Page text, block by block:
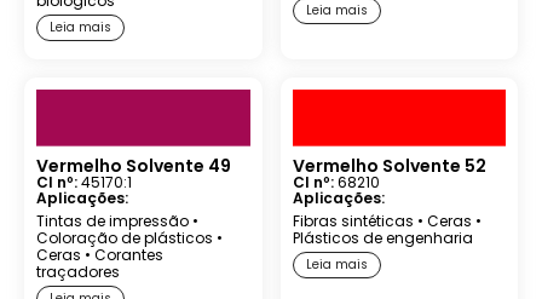
Leia mais
Leia mais
Vermelho Solvente 49
CI nº:45170:1
Aplicações:
Tintas de impressão •
Coloração de plásticos •
Ceras • Corantes
traçadores
Vermelho Solvente 52
CI nº:68210
Aplicações:
Fibras sintéticas • Ceras •
Plásticos de engenharia
Leia mais